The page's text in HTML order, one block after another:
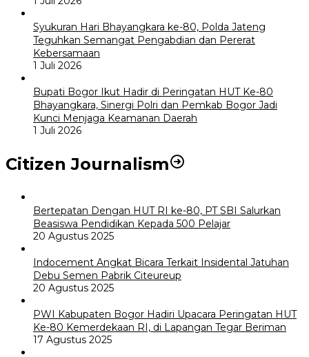
Syukuran Hari Bhayangkara ke-80, Polda Jateng
Teguhkan Semangat Pengabdian dan Pererat
Kebersamaan
1 Juli 2026
Bupati Bogor Ikut Hadir di Peringatan HUT Ke-80
Bhayangkara, Sinergi Polri dan Pemkab Bogor Jadi
Kunci Menjaga Keamanan Daerah
1 Juli 2026
Citizen Journalism
Bertepatan Dengan HUT RI ke-80, PT SBI Salurkan
Beasiswa Pendidikan Kepada 500 Pelajar
20 Agustus 2025
Indocement Angkat Bicara Terkait Insidental Jatuhan
Debu Semen Pabrik Citeureup
20 Agustus 2025
PWI Kabupaten Bogor Hadiri Upacara Peringatan HUT
Ke-80 Kemerdekaan RI, di Lapangan Tegar Beriman
17 Agustus 2025